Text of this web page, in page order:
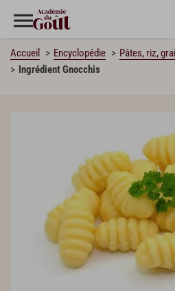
Accueil Encyclopédie
Pâtes, riz,
Ingrédient Gnocchis